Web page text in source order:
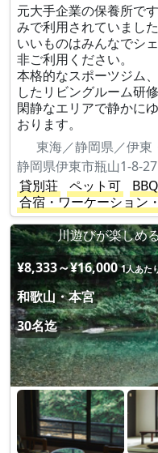
元大手企業の保養所で
みで利用されていました
いいものはみんなでシ
非ご利用ください。
本格的なスポーツジム
したリビングルーム研
閑静なエリアで静かに
おります。
東海／静岡県／伊東
静岡県伊東市瓶山1-8-27
貸別荘
ペット可 BBQ
合宿・ワーケーション
川遊びが楽しめ
¥8,333～¥16,000 1人あた
和歌山・本宮
30名迄